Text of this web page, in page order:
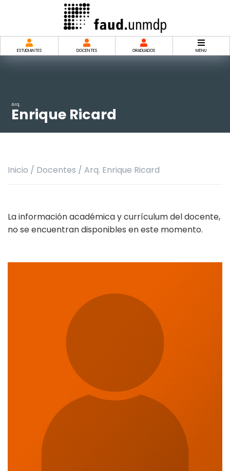
ESTUDIANTES DOCENTES GRADUADOS MENU
Arq.
Enrique Ricard
Inicio / Docentes / Arq. Enrique Ricard
La información académica y currículum del docente,
no se encuentran disponibles en este momento.